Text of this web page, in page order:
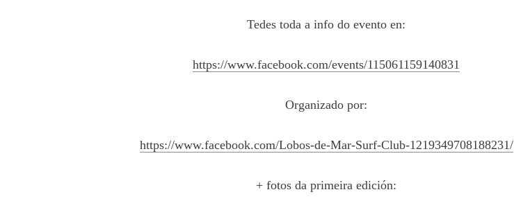
Tedes toda a info do evento en:
https://www.facebook.com/events/115061159140831
Organizado por:
https://www.facebook.com/Lobos-de-Mar-Surf-Club-1219349708188231/
+ fotos da primeira edición: